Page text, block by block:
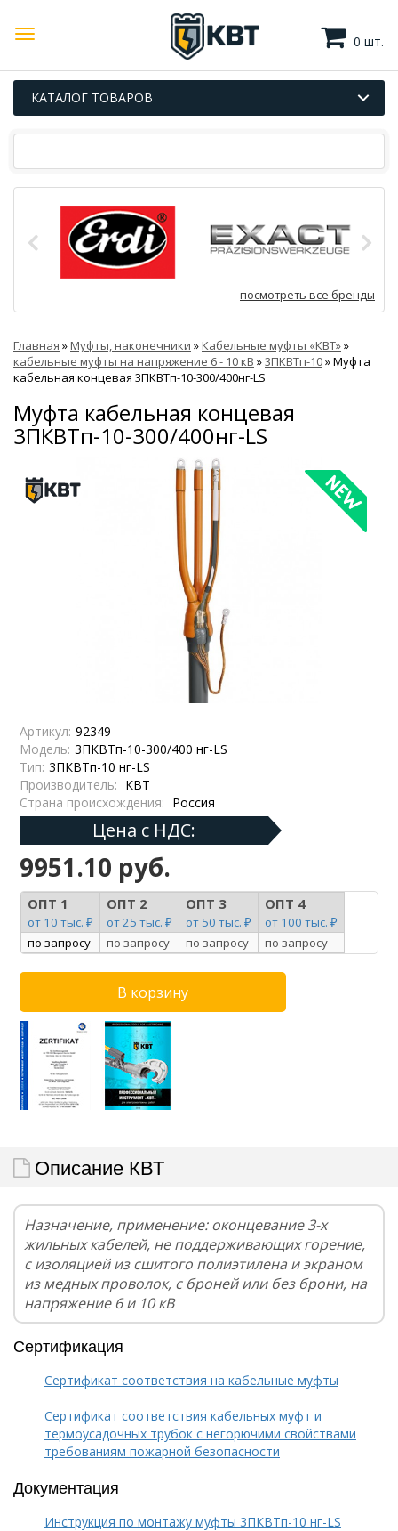
0 шт.
КАТАЛОГ ТОВАРОВ
посмотреть все бренды
Главная »Муфты, наконечники »Кабельные муфты «КВТ»»
кабельные муфты на напряжение 6 - 10 кВ »3ПКВТп-10»Муфта
кабельная концевая 3ПКВТп-10-300/400нг-LS
Муфта кабельная концевая
3ПКВТп-10-300/400нг-LS
Артикул: 92349
Модель: 3ПКВТп-10-300/400 нг-LS
Тип: 3ПКВТп-10 нг-LS
Производитель: КВТ
Страна происхождения: Россия
Цена с НДС:
9951.10 руб.
ОПТ 1
от 10 тыс. ₽
ОПТ 2
от 25 тыс. ₽
ОПТ 3
от 50 тыс. ₽
ОПТ 4
от 100 тыс. ₽
по запросу
по запросу по запросу по запросу
Описание КВТ
Назначение, применение: оконцевание 3-х
жильных кабелей, не поддерживающих горение,
с изоляцией из сшитого полиэтилена и экраном
из медных проволок, с броней или без брони, на
напряжение 6 и 10 кВ
Сертификация
Сертификат соответствия на кабельные муфты
Сертификат соответствия кабельных муфт и
термоусадочных трубок с негорючими свойствами
требованиям пожарной безопасности
Документация
Инструкция по монтажу муфты 3ПКВТп-10 нг-LS